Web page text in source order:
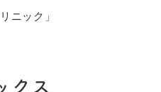
クス